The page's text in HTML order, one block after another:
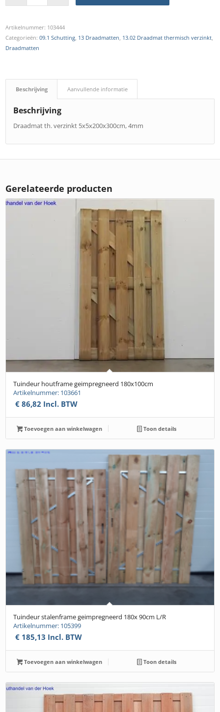
Artikelnummer: 103444
Categorieën:09.1 Schutting, 13 Draadmatten, 13.02 Draadmat thermisch verzinkt,
Draadmatten
Beschrijving Aanvullende informatie
Beschrijving
Draadmat th. verzinkt 5x5x200x300cm, 4mm
Gerelateerde producten
Tuindeur houtframe geimpregneerd 180x100cm
Artikelnummer: 103661
€ 86,82 Incl. BTW
Toevoegen aan winkelwagen Toon details
Tuindeur stalenframe geimpregneerd 180x 90cm L/R
Artikelnummer: 105399
€ 185,13 Incl. BTW
Toevoegen aan winkelwagen Toon details